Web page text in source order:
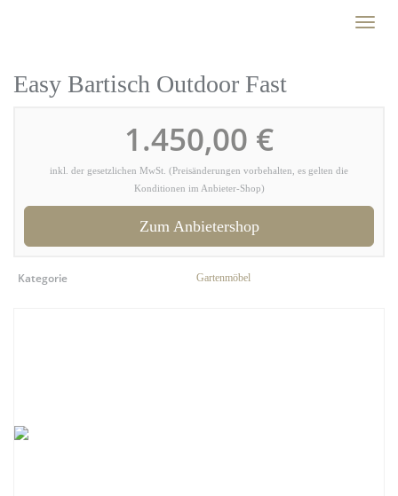
Toggle
Easy Bartisch Outdoor Fast
1.450,00 €
inkl. der gesetzlichen MwSt. (Preisänderungen vorbehalten, es gelten die
Konditionen im Anbieter-Shop)
Zum Anbietershop
Kategorie Gartenmöbel